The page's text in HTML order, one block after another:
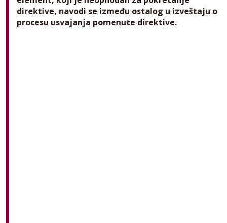
direktive, navodi se između ostalog u izveštaju o
procesu usvajanja pomenute direktive.